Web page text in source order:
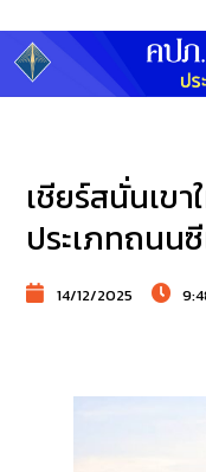
เชียร์สนั่นเข
ประเภทถนน
14/12/2025